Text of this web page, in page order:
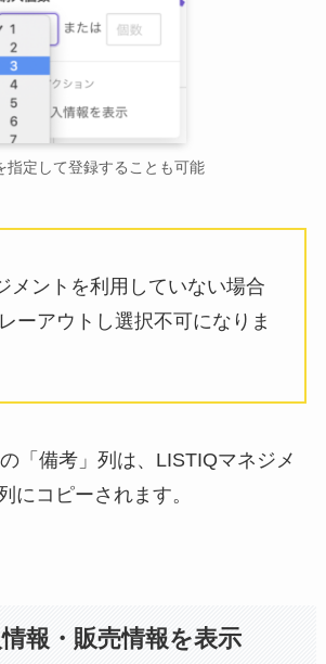
指定して登録することも可能
メントを利用していない場合
ーアウトし選択不可になりま
「備考」列は、LISTIQマネジメ
にコピーされます。
報・販売情報を表示